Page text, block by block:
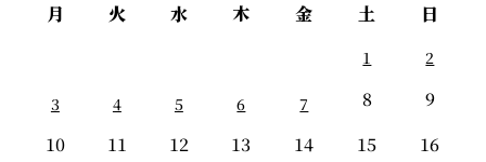
月
火 水 木 金 土 日
1 2
3 4 5 6 7 8
9
10
11 12 13 14 15
16